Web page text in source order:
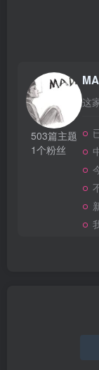
503篇主题
1个粉丝
这